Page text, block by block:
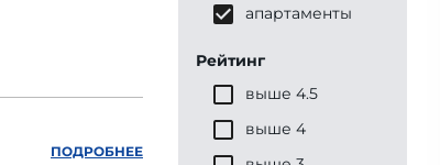
ПОДРОБНЕЕ
апартаменты
Рейтинг
выше 4.5
выше 4